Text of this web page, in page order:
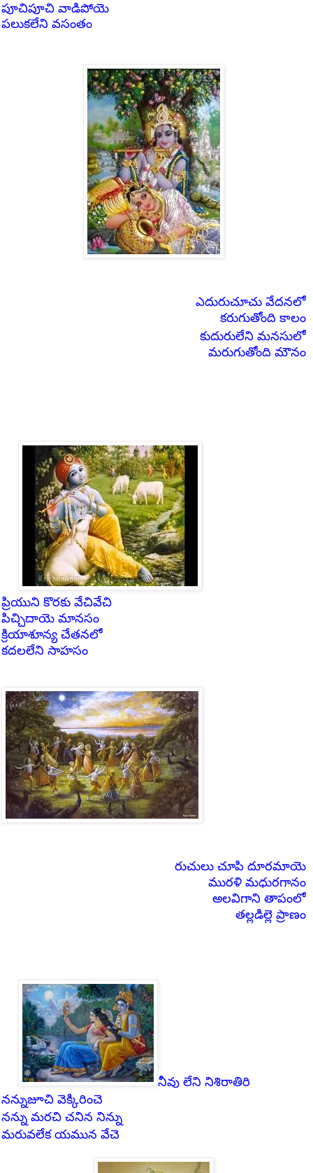
పూచిపూచి వాడిపోయె
పలుకలేని వసంతం
ఎదురుచూచు వేదనలో
కరుగుతోంది కాలం
కుదురులేని మనసులో
మరుగుతోంది మౌనం
ప్రియుని కొరకు వేచివేచి
పిచ్చిదాయె మానసం
క్రియాశూన్య చేతనలో
కదలలేని సాహసం
రుచులు చూపి దూరమాయె
మురళి మధురగానం
అలవిగాని తాపంలో
తల్లడిల్లె ప్రాణం
నీవు లేని నిశిరాతిరి
నన్నుజూచి వెక్కిరించె
నన్ను మరచి చనిన నిన్ను
మరువలేక యమున వేచె